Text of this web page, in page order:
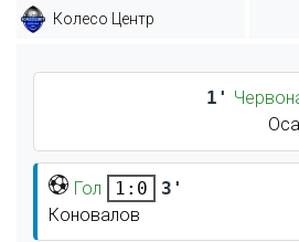
Колесо Центр
1'
Гол 1:0
3'
Коновалов